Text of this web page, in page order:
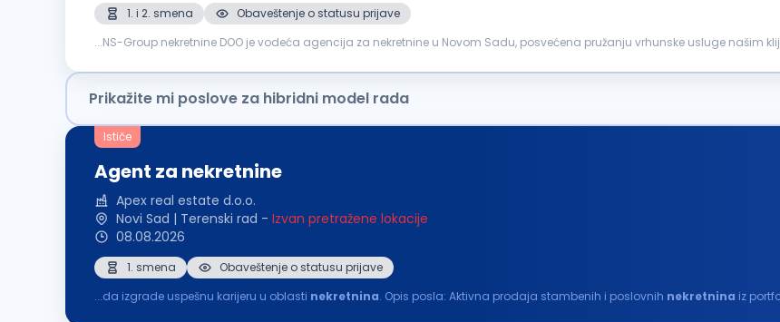
1. i 2. smena
Obaveštenje o statusu prijave
...NS-Group nekretnine DOO je vodeća agencija za nekretnine u Novom Sadu, posvećena pružanju vrhunske usluge našim
Prikažite mi poslove za hibridni model rada
Ističe
Agent za nekretnine
Apex real estate d.o.o.
Novi Sad | Terenski rad - Izvan pretražene lokacije
08.08.2026
1. smena
Obaveštenje o statusu prijave
...da izgrade uspešnu karijeru u oblasti nekretnina . Opis posla: Aktivna prodaja stambenih i poslovnih nekretnina iz